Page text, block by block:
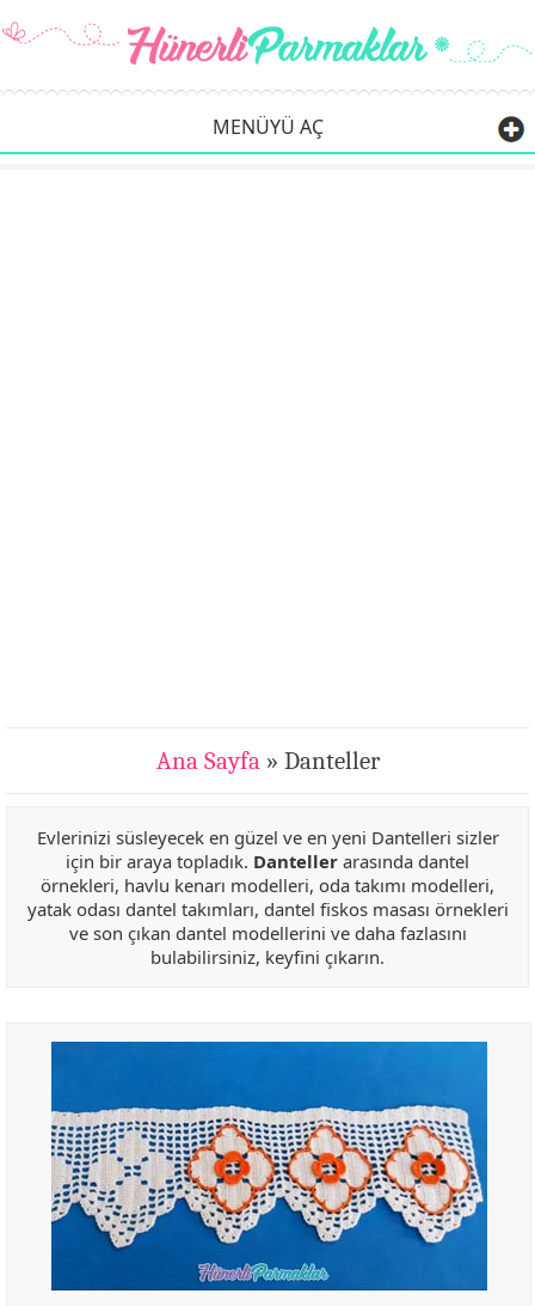
MENÜYÜ AÇ
Ana Sayfa» Danteller
Evlerinizi süsleyecek en güzel ve en yeni Dantelleri sizler
için bir araya topladık. Danteller arasında dantel
örnekleri, havlu kenarı modelleri, oda takımı modelleri,
yatak odası dantel takımları, dantel fiskos masası örnekleri
ve son çıkan dantel modellerini ve daha fazlasını
bulabilirsiniz, keyfini çıkarın.